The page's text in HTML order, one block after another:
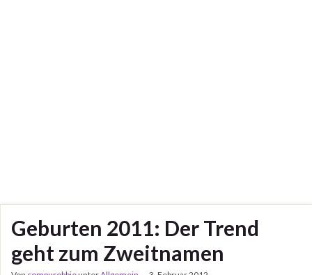
Geburten 2011: Der Trend
geht zum Zweitnamen